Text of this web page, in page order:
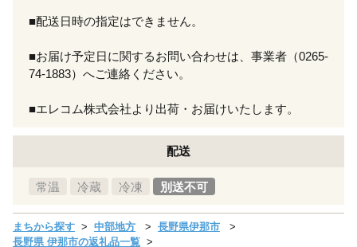
■配送日時の指定はできません。
■お届け予定日に関するお問い合わせは、事業者（0265-
74-1883）へご連絡ください。
■エレコム株式会社より出荷・お届けいたします。
配送
常温 冷蔵 冷凍 別送不可
まちから探す 中部地方
長野県伊那市
長野県 伊那市の返礼品一覧